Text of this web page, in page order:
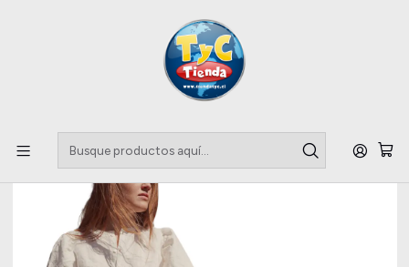
Llegaste a tu Importadora de Fardos !!
Apparel & Accessories
Fardo Blusas boutique 45 kilos PRIMERA